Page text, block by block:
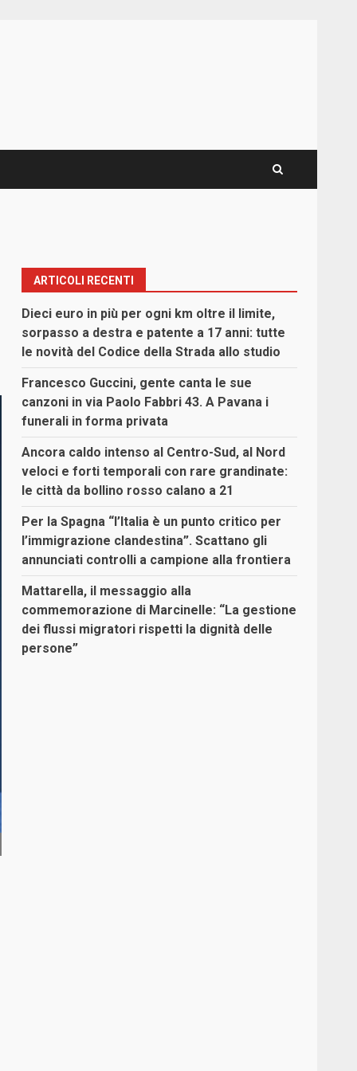
ARTICOLI RECENTI
Dieci euro in più per ogni km oltre il limite,
sorpasso a destra e patente a 17 anni: tutte
le novità del Codice della Strada allo studio
Francesco Guccini, gente canta le sue
canzoni in via Paolo Fabbri 43. A Pavana i
funerali in forma privata
Ancora caldo intenso al Centro-Sud, al Nord
veloci e forti temporali con rare grandinate:
le città da bollino rosso calano a 21
Per la Spagna “l’Italia è un punto critico per
l’immigrazione clandestina”. Scattano gli
annunciati controlli a campione alla frontiera
Mattarella, il messaggio alla
commemorazione di Marcinelle: “La gestione
dei flussi migratori rispetti la dignità delle
persone”